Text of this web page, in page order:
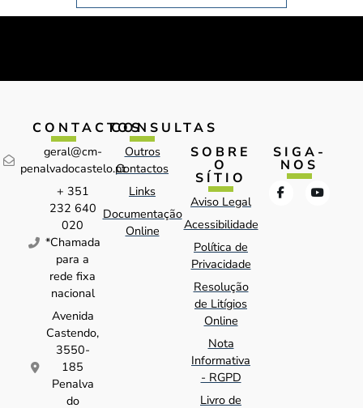
CONTACTOS
geral@cm-
penalvadocastelo.pt
+ 351
232 640
020
*Chamada
para a
rede fixa
nacional
Avenida
Castendo,
3550-
185
Penalva
do
CONSULTAS
Outros
Contactos
Links
Documentação
Online
SOBRE
O
SÍTIO
Aviso Legal
Acessibilidade
Política de
Privacidade
Resolução
de Litígios
Online
Nota
Informativa
- RGPD
Livro de
SIGA-
NOS